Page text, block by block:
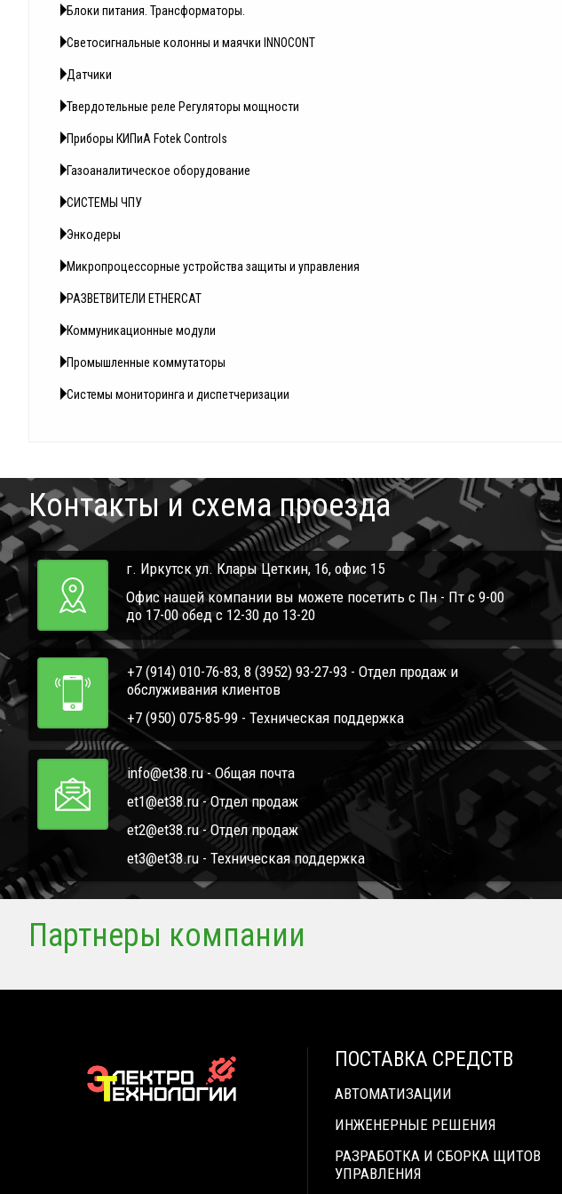
Блоки питания. Трансформаторы.
Светосигнальные колонны и маячки INNOCONT
Датчики
Твердотельные реле Регуляторы мощности
Приборы КИПиА Fotek Controls
Газоаналитическое оборудование
СИСТЕМЫ ЧПУ
Энкодеры
Микропроцессорные устройства защиты и управления
РАЗВЕТВИТЕЛИ ETHERCAT
Коммуникационные модули
Промышленные коммутаторы
Системы мониторинга и диспетчеризации
Контакты и схема проезда
г. Иркутск ул. Клары Цеткин, 16, офис 15
Офис нашей компании вы можете посетить с Пн - Пт с 9-00
до 17-00 обед с 12-30 до 13-20
+7 (914) 010-76-83, 8 (3952) 93-27-93 - Отдел продаж и
обслуживания клиентов
+7 (950) 075-85-99 - Техническая поддержка
info@et38.ru - Общая почта
et1@et38.ru - Отдел продаж
et2@et38.ru - Отдел продаж
et3@et38.ru - Техническая поддержка
Партнеры компании
ПОСТАВКА СРЕДСТВ
АВТОМАТИЗАЦИИ
ИНЖЕНЕРНЫЕ РЕШЕНИЯ
РАЗРАБОТКА И СБОРКА ЩИТОВ
УПРАВЛЕНИЯ